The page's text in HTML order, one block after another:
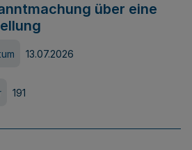
über eine
13.07.2026
191